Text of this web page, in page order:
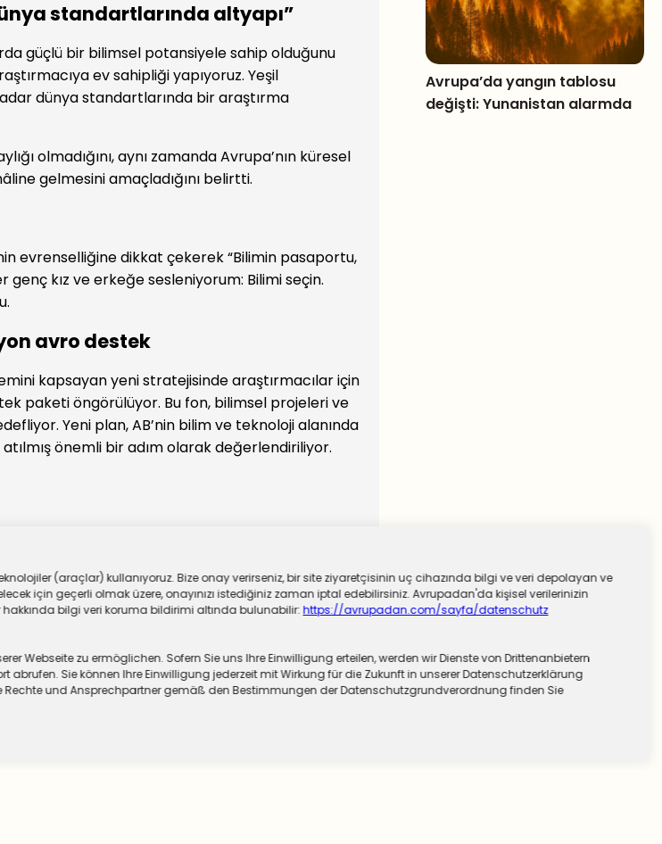
standartlarında altyapı”
güçlü bir bilimsel potansiyele sahip olduğunu
ev sahipliği yapıyoruz. Yeşil
dünya standartlarında bir araştırma
olmadığını, aynı zamanda Avrupa’nın küresel
gelmesini amaçladığını belirtti.
evrenselliğine dikkat çekerek “Bilimin pasaportu,
genç kız ve erkeğe sesleniyorum: Bilimi seçin.
avro destek
kapsayan yeni stratejisinde araştırmacılar için
paketi öngörülüyor. Bu fon, bilimsel projeleri ve
Yeni plan, AB’nin bilim ve teknoloji alanında
önemli bir adım olarak değerlendiriliyor.
Avrupa’da yangın tablosu
değişti: Yunanistan alarmda
(araçlar) kullanıyoruz. Bize onay verirseniz, bir site ziyaretçisinin uç cihazında bilgi ve veri depolayan ve
için geçerli olmak üzere, onayınızı istediğiniz zaman iptal edebilirsiniz. Avrupadan'da kişisel verilerinizin
hakkında bilgi veri koruma bildirimi altında bulunabilir: https://avrupadan.com/sayfa/datenschutz
Webseite zu ermöglichen. Sofern Sie uns Ihre Einwilligung erteilen, werden wir Dienste von Drittenanbietern
Sie können Ihre Einwilligung jederzeit mit Wirkung für die Zukunft in unserer Datenschutzerklärung
und Ansprechpartner gemäß den Bestimmungen der Datenschutzgrundverordnung finden Sie